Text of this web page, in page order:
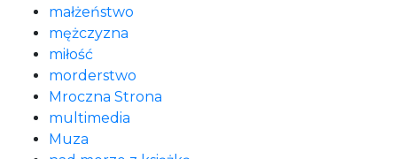
małżeństwo
mężczyzna
miłość
morderstwo
Mroczna Strona
multimedia
Muza